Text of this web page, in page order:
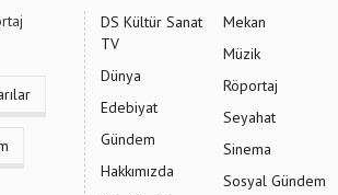
DS Kültür Sanat
TV
Dünya
Edebiyat
Gündem
Hakkımızda
Mekan
Müzik
Röportaj
Seyahat
Sinema
Sosyal Gündem